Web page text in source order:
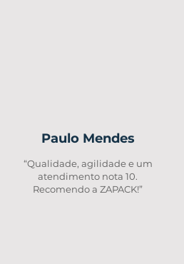
Paulo Mendes
“Qualidade, agilidade e um
atendimento nota 10.
Recomendo a ZAPACK!”